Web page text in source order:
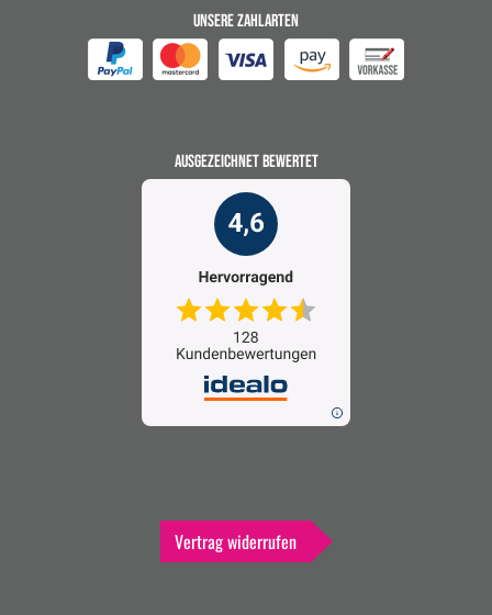
UNSERE ZAHLARTEN
AUSGEZEICHNET BEWERTET
Vertrag widerrufen